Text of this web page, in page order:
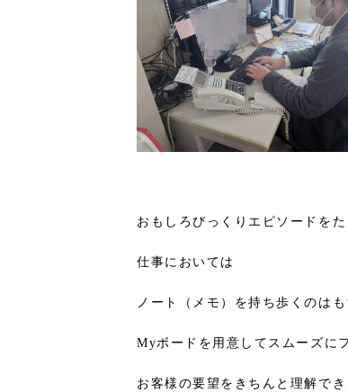
おもしろびっくりエピソードを
仕事においては
ノート（メモ）を持ち歩くのはも
Myボードを用意してスムーズに
お客様の要望をきちんと理解でき